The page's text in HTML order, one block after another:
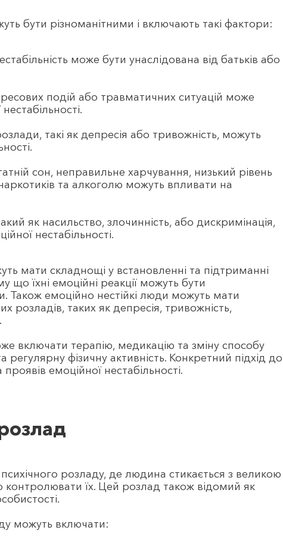
бути різноманітними і включають такі фактори:
може бути унаслідована від батьків або
подій або травматичних ситуацій може
такі як депресія або тривожність, можуть
сон, неправильне харчування, низький рівень
та алкоголю можуть впливати на
як насильство, злочинність, або дискримінація,
нестабільності.
мати складнощі у встановленні та підтриманні
їхні емоційні реакції можуть бути
емоційно нестійкі люди можуть мати
розладів, таких як депресія, тривожність,
включати терапію, медикацію та зміну способу
фізичну активність. Конкретний підхід до
емоційної нестабільності.
розладу, де людина стикається з великою
контролювати їх. Цей розлад також відомий як
можуть включати: